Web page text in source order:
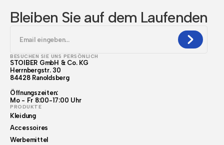
Bleiben Sie auf dem Laufenden
BESUCHEN SIE UNS PERSÖNLICH
STOIBER GmbH & Co. KG
Herrnbergstr. 30
84428 Ranoldsberg
Öffnungszeiten:
Mo - Fr 8:00-17:00 Uhr
PRODUKTE
Kleidung
Accessoires
Werbemittel